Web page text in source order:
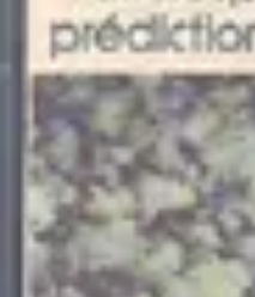
Astuces Jeux Société
Astuces et Stratégies
tutoriels
Famille
Astuces Jeux Société